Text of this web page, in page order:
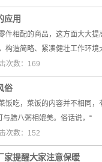
应用
件相配的商品，这方面大大
构造简略、紧凑健壮工作环境
次数：169
俗
饭吃，菜饭的内容并不相同
与腊八粥相媲美。俗话说，“
次数：152
家提醒大家注意保暖